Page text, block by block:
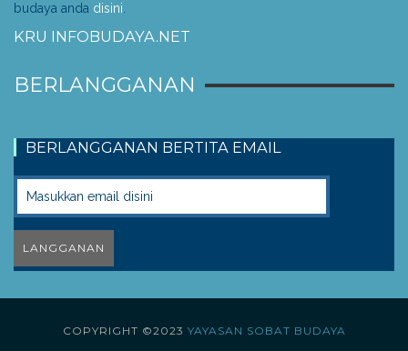
budaya anda disini
KRU INFOBUDAYA.NET
BERLANGGANAN
BERLANGGANAN BERTITA EMAIL
COPYRIGHT ©2023 YAYASAN SOBAT BUDAYA